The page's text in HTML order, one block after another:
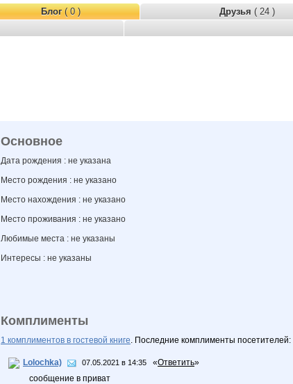
Блог( 0 ) Друзья ( 24 )
Основное
Дата рождения : не указана
Место рождения : не указано
Место нахождения : не указано
Место проживания : не указано
Любимые места : не указаны
Интересы : не указаны
Комплименты
1 комплиментов в гостевой книге. Последние комплименты посетителей:
Lolochka) 07.05.2021 в 14:35 «Ответить»
сообщение в приват